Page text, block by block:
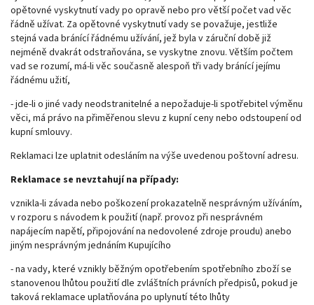
opětovné vyskytnutí vady po opravě nebo pro větší počet vad věc
řádně užívat. Za opětovné vyskytnutí vady se považuje, jestliže
stejná vada bránící řádnému užívání, jež byla v záruční době již
nejméně dvakrát odstraňována, se vyskytne znovu. Větším počtem
vad se rozumí, má-li věc současně alespoň tři vady bránící jejímu
řádnému užití,
- jde-li o jiné vady neodstranitelné a nepožaduje-li spotřebitel výměnu
věci, má právo na přiměřenou slevu z kupní ceny nebo odstoupení od
kupní smlouvy.
Reklamaci lze uplatnit odesláním na výše uvedenou poštovní adresu.
Reklamace se nevztahují na případy:
vznikla-li závada nebo poškození prokazatelně nesprávným užíváním,
v rozporu s návodem k použití (např. provoz při nesprávném
napájecím napětí, připojování na nedovolené zdroje proudu) anebo
jiným nesprávným jednáním Kupujícího
- na vady, které vznikly běžným opotřebením spotřebního zboží se
stanovenou lhůtou použití dle zvláštních právních předpisů, pokud je
taková reklamace uplatňována po uplynutí této lhůty